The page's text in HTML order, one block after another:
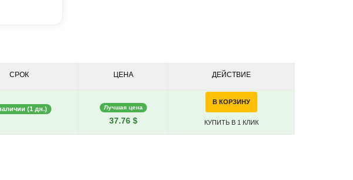
СРОК ЦЕНА ДЕЙСТВИЕ
(1 дн.) Лучшая цена
37.76 $
В КОРЗИНУ
КУПИТЬ В 1 КЛИК